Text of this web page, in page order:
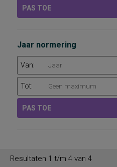
PAS TOE
Jaar normering
Van:
Tot:
PAS TOE
Resultaten 1 t/m 4 van 4